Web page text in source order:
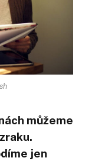
můžeme
jen